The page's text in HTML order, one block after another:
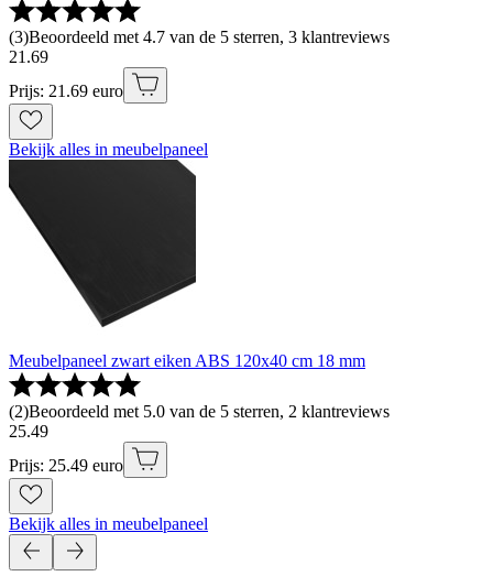
(3)Beoordeeld met 4.7 van de 5 sterren, 3 klantreviews
21 .69
Prijs: 21.69 euro
Bekijk alles in meubelpaneel
Meubelpaneel zwart eiken ABS 120x40 cm 18 mm
(2)Beoordeeld met 5.0 van de 5 sterren, 2 klantreviews
25.49
Prijs: 25.49 euro
Bekijk alles in meubelpaneel